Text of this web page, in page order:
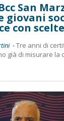
San
giovani
con
-Tre anni di
già di misurare la